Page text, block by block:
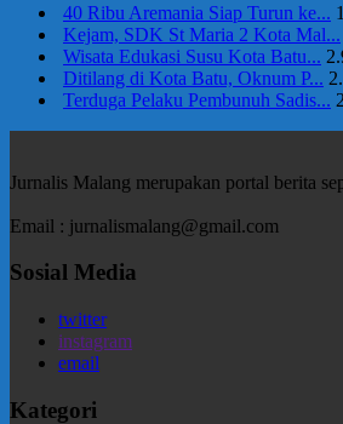
40 Ribu Aremania Siap Turun ke...
Kejam, SDK St Maria 2 Kota Mal...
Wisata Edukasi Susu Kota Batu...
Ditilang di Kota Batu, Oknum P...
Terduga Pelaku Pembunuh Sadis...
Jurnalis Malang merupakan portal berita
Email : jurnalismalang@gmail.com
Sosial Media
twitter
instagram
email
Kategori